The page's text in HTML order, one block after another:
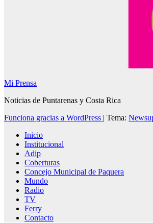
Mi Prensa
Noticias de Puntarenas y Costa Rica
Funciona gracias a WordPress | Tema:
Inicio
Institucional
Adip
Coberturas
Concejo Municipal de Paquera
Mundo
Radio
TV
Ferry
Contacto